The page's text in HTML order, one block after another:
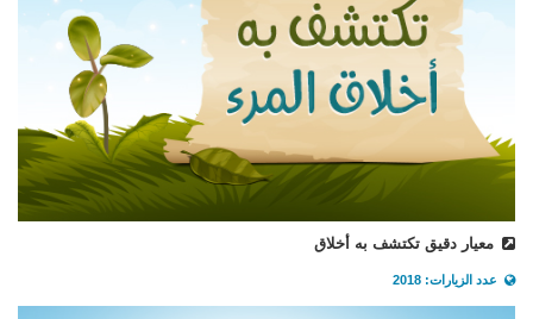
معيار دقيق تكتشف به أخلاق
عدد الزيارات: 2018